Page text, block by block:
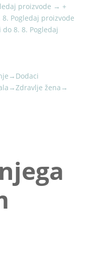
proizvode → +
8. Pogledaj proizvode
do 8. 8. Pogledaj
→ Dodaci
→Zdravlje žena →